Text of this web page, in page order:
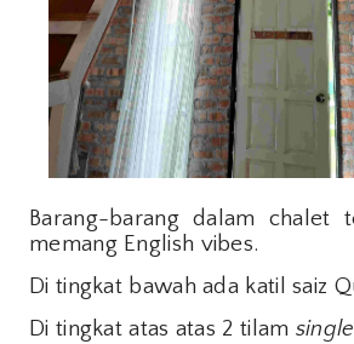
Barang-barang dalam chalet
memang English vibes.
Di tingkat bawah ada katil saiz
Di tingkat atas atas 2 tilam single